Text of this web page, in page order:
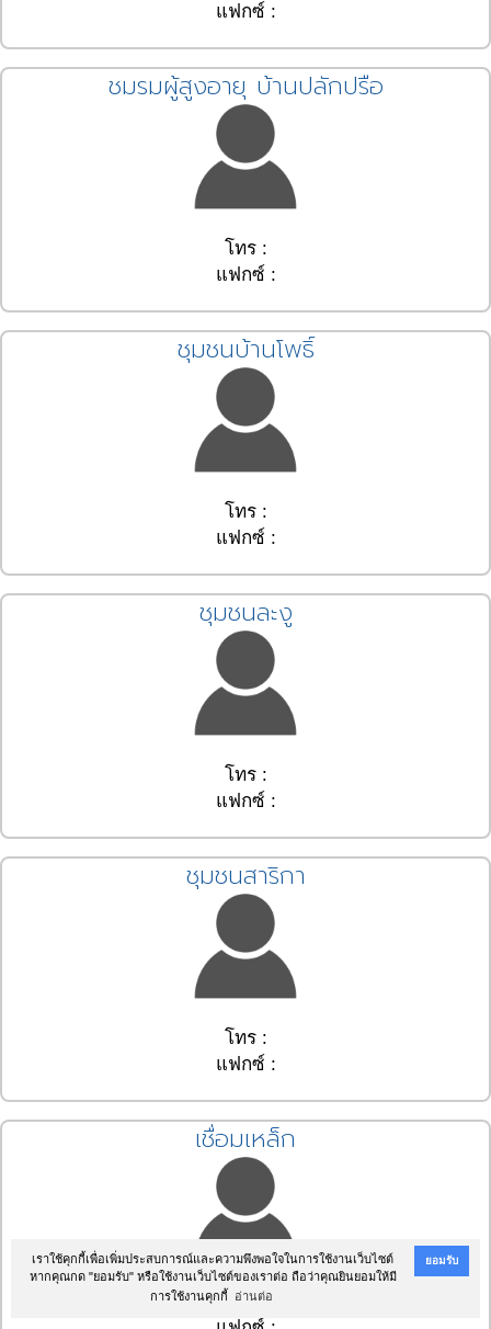
เราใช้คุกกี้เพื่อเพิ่มประสบการณ์และความพึงพอใจในการใช้งานเว็บไซต์
หากคุณกด "ยอมรับ" หรือใช้งานเว็บไซต์ของเราต่อ ถือว่าคุณยินยอมให้มี
การใช้งานคุกกี้
อ่านต่อ
ยอมรับ
แฟกซ์ :
ชมรมผู้สูงอายุ บ้านปลักปรือ
โทร :
แฟกซ์ :
ชุมชนบ้านโพธิ์
โทร :
แฟกซ์ :
ชุมชนละงู
โทร :
แฟกซ์ :
ชุมชนสาริกา
โทร :
แฟกซ์ :
เชื่อมเหล็ก
โทร :